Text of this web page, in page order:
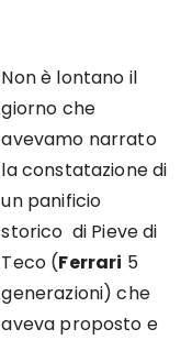
Non è lontano il
giorno che
avevamo narrato
la constatazione di
un panificio
storico di Pieve di
Teco (Ferrari 5
generazioni) che
aveva proposto e